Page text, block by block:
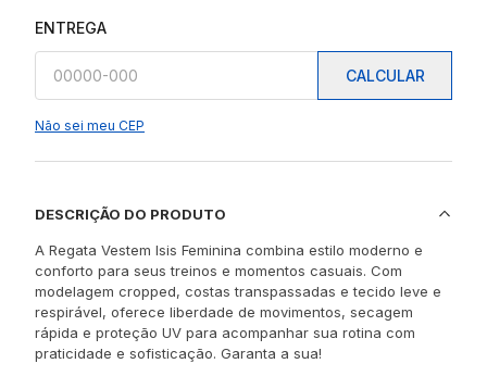
ENTREGA
CALCULAR
Não sei meu CEP
DESCRIÇÃO DO PRODUTO
A Regata Vestem Isis Feminina combina estilo moderno e
conforto para seus treinos e momentos casuais. Com
modelagem cropped, costas transpassadas e tecido leve e
respirável, oferece liberdade de movimentos, secagem
rápida e proteção UV para acompanhar sua rotina com
praticidade e sofisticação. Garanta a sua!